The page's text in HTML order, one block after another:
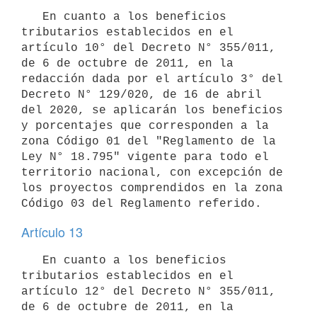
tributarios establecidos en el
artículo 10° del Decreto N° 355/011,
de 6 de octubre de 2011, en la
redacción dada por el artículo 3° del
Decreto N° 129/020, de 16 de abril
del 2020, se aplicarán los beneficios
y porcentajes que corresponden a la
zona Código 01 del "Reglamento de la
Ley N° 18.795" vigente para todo el
territorio nacional, con excepción de
los proyectos comprendidos en la zona
Artículo 13
tributarios establecidos en el
artículo 12° del Decreto N° 355/011,
de 6 de octubre de 2011, en la